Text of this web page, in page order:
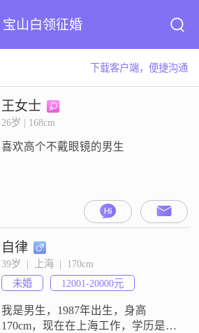
宝山白领征婚
下载客户端，便捷沟通
王女士
26岁 | 168cm
喜欢高个不戴眼镜的男生
自律
39岁  |  上海  |  170cm
未婚
12001-20000元
我是男生，1987年出生，身高
170cm，现在在上海工作，学历是大